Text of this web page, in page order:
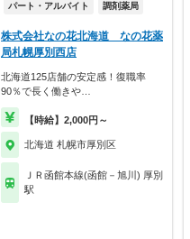
パート・アルバイト 調剤薬局
株式会社なの花北海道 なの花薬
局札幌厚別西店
北海道125店舗の安定感！復職率
90％で長く働きや…
【時給】2,000円～
北海道 札幌市厚別区
ＪＲ函館本線(函館－旭川) 厚別
駅